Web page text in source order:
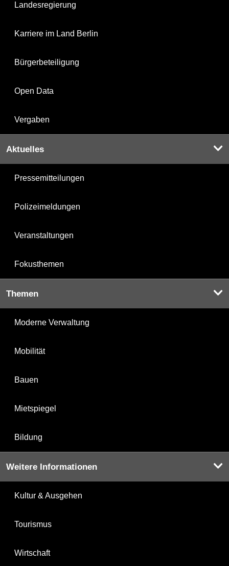
Landesregierung
Karriere im Land Berlin
Bürgerbeteiligung
Open Data
Vergaben
Aktuelles
Pressemitteilungen
Polizeimeldungen
Veranstaltungen
Fokusthemen
Themen
Moderne Verwaltung
Mobilität
Bauen
Mietspiegel
Bildung
Weitere Informationen
Kultur & Ausgehen
Tourismus
Wirtschaft